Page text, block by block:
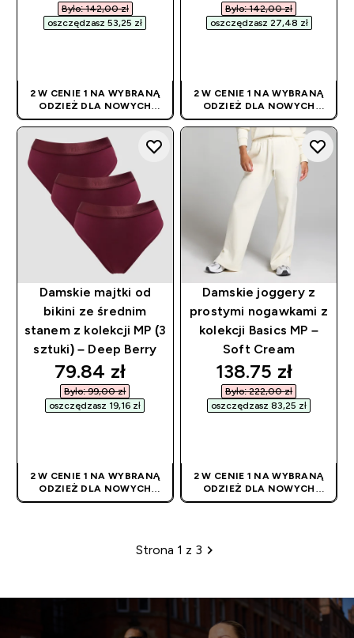
Było: 142,00 zł‎
oszczędzasz 53,25 zł‎
2 W CENIE 1 NA WYBRANĄ
ODZIEŻ DLA NOWYCH
KLIENTÓW! RABAT
NALICZANY
AUTOMATYCZNIE
Było: 142,00 zł‎
oszczędzasz 27,48 zł‎
2 W CENIE 1 NA WYBRANĄ
ODZIEŻ DLA NOWYCH
KLIENTÓW! RABAT
NALICZANY
AUTOMATYCZNIE
Damskie majtki od
bikini ze średnim
stanem z kolekcji MP (3
sztuki) – Deep Berry
discounted price
79.84 zł‎
Było: 99,00 zł‎
oszczędzasz 19,16 zł‎
2 W CENIE 1 NA WYBRANĄ
ODZIEŻ DLA NOWYCH
KLIENTÓW! RABAT
Damskie joggery z
prostymi nogawkami z
kolekcji Basics MP –
Soft Cream
discounted
138.75 zł‎
Było: 222,00 zł‎
oszczędzasz 83,25 zł‎
2 W CENIE 1 NA WYBRANĄ
ODZIEŻ DLA NOWYCH
KLIENTÓW! RABAT
Paginacja
Strona 1 z 3